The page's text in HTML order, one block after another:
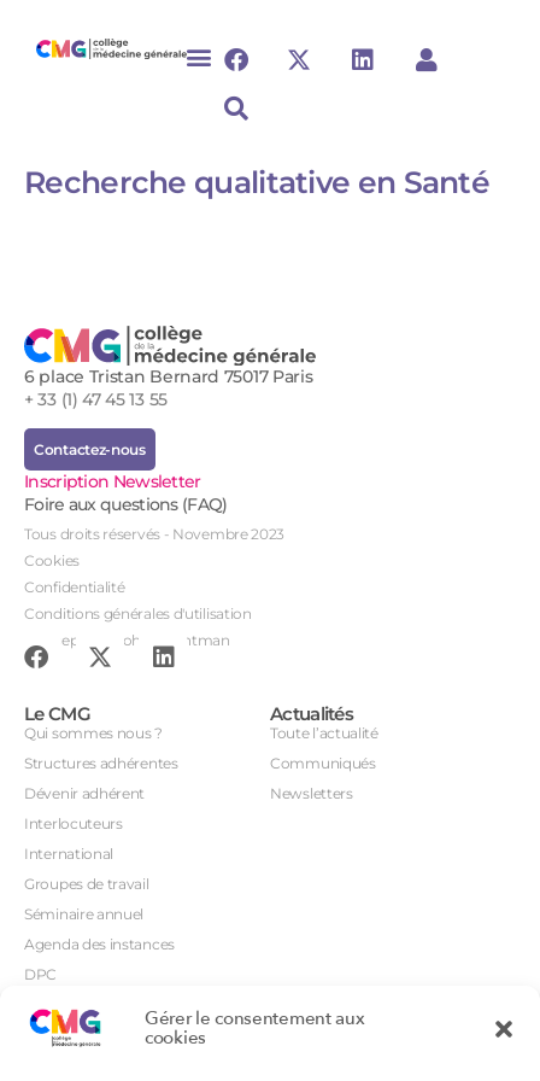
Gérer le consentement aux
cookies
Recherche qualitative en Santé
6 place Tristan Bernard 75017 Paris
+ 33 (1) 47 45 13 55
Contactez-nous
Inscription Newsletter
Foire aux questions (FAQ)
Tous droits réservés - Novembre 2023
Cookies
Confidentialité
Conditions générales d'utilisation
Conception : John Brightman
Le CMG
Qui sommes nous ?
Structures adhérentes
Dévenir adhérent
Interlocuteurs
International
Groupes de travail
Séminaire annuel
Agenda des instances
DPC
Orientations prioritaires
Actualités
Toute l’actualité
Communiqués
Newsletters